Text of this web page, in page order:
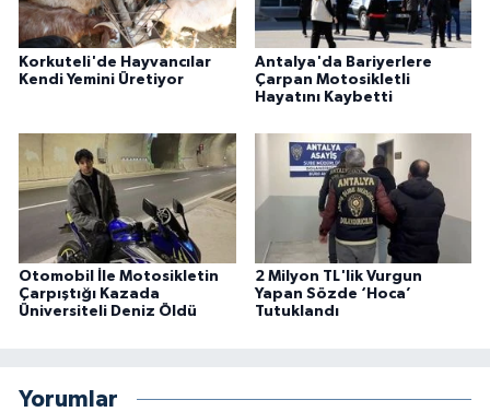
Korkuteli'de Hayvancılar
Kendi Yemini Üretiyor
Antalya'da Bariyerlere
Çarpan Motosikletli
Hayatını Kaybetti
Otomobil İle Motosikletin
Çarpıştığı Kazada
Üniversiteli Deniz Öldü
2 Milyon TL'lik Vurgun
Yapan Sözde ‘Hoca’
Tutuklandı
Yorumlar